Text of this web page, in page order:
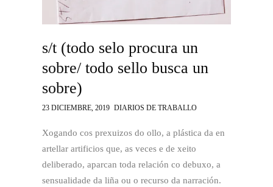
s/t (todo selo procura un
sobre/ todo sello busca un
sobre)
23 DICIEMBRE, 2019 DIARIOS DE TRABALLO
Xogando cos prexuizos do ollo, a plástica da en
artellar artificios que, as veces e de xeito
deliberado, aparcan toda relación co debuxo, a
sensualidade da liña ou o recurso da narración.